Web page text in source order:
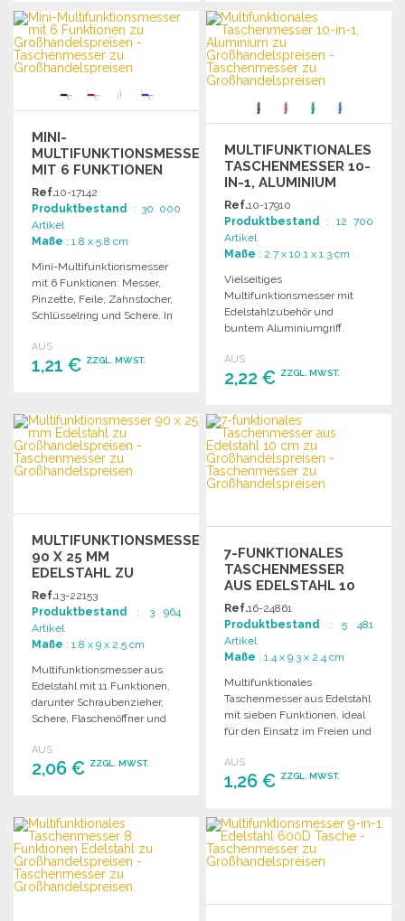
BESTELLEN
Angebot anfordern
BESTELLEN
Angebot anfordern
MINI-
MULTIFUNKTIONSMESSER
MIT 6 FUNKTIONEN
Ref.10-17142
Produktbestand : 30 000
Artikel
Maße : 1.8 x 5.8 cm
Mini-Multifunktionsmesser
mit 6 Funktionen: Messer,
Pinzette, Feile, Zahnstocher,
Schlüsselring und Schere. In
erhältlich.
AUS
1,21 € ZZGL. MWST.
Angebot anfordern
MULTIFUNKTIONALES
TASCHENMESSER 10-
IN-1, ALUMINIUM
Ref.10-17910
Produktbestand : 12 700
Artikel
Maße : 2.7 x 10.1 x 1.3 cm
Vielseitiges
Multifunktionsmesser mit
Edelstahlzubehör und
buntem Aluminiumgriff.
Dosenöffner, Flaschenöffner
und mehr.
AUS
2,22 € ZZGL. MWST.
BESTELLEN
Angebot anfordern
MULTIFUNKTIONSMESSER
90 X 25 MM
EDELSTAHL ZU
GROSSHANDELSPREISEN
Ref.13-22153
Produktbestand : 3 964
Artikel
Maße : 1.8 x 9 x 2.5 cm
Multifunktionsmesser aus
Edelstahl mit 11 Funktionen,
darunter Schraubenzieher,
Schere, Flaschenöffner und
AUS
2,06 € ZZGL. MWST.
Angebot anfordern
7-FUNKTIONALES
TASCHENMESSER
AUS EDELSTAHL 10
CM
Ref.16-24861
Produktbestand : 5 481
Artikel
Maße : 1.4 x 9.3 x 2.4 cm
Multifunktionales
Taschenmesser aus Edelstahl
mit sieben Funktionen, ideal
für den Einsatz im Freien und
AUS
1,26 € ZZGL. MWST.
BESTELLEN
Angebot anfordern